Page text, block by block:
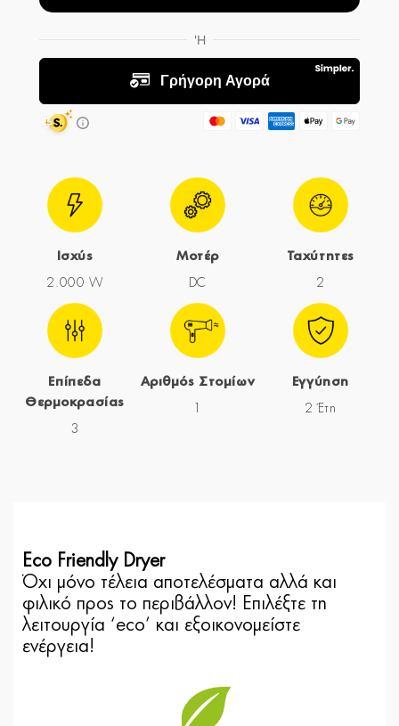
Ισχύς
2.000 W
Μοτέρ
DC
Ταχύτητες
2
Επίπεδα
Θερμοκρασίας
3
Αριθμός Στομίων Εγγύηση
2 Έτη
Eco Friendly Dryer
Όχι μόνο τέλεια αποτελέσματα αλλά και
φιλικό προς το περιβάλλον! Επιλέξτε τη
λειτουργία ‘eco’ και εξοικονομείστε
ενέργεια!